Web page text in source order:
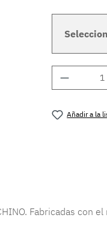
Añadir a la
Fabricadas con